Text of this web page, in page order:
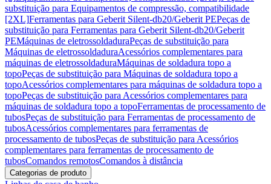
substituição para Equipamentos de compressão, compatibilidade
[2XL]Ferramentas para Geberit Silent-db20/Geberit PEPeças de
substituição para Ferramentas para Geberit Silent-db20/Geberit
PEMáquinas de eletrossoldaduraPeças de substituição para
Máquinas de eletrossoldaduraAcessórios complementares para
máquinas de eletrossoldaduraMáquinas de soldadura topo a
topoPeças de substituição para Máquinas de soldadura topo a
topoAcessórios complementares para máquinas de soldadura topo a
topoPeças de substituição para Acessórios complementares para
máquinas de soldadura topo a topoFerramentas de processamento de
tubosPeças de substituição para Ferramentas de processamento de
tubosAcessórios complementares para ferramentas de
processamento de tubosPeças de substituição para Acessórios
complementares para ferramentas de processamento de
tubosComandos remotosComandos à distância
Categorias de produto